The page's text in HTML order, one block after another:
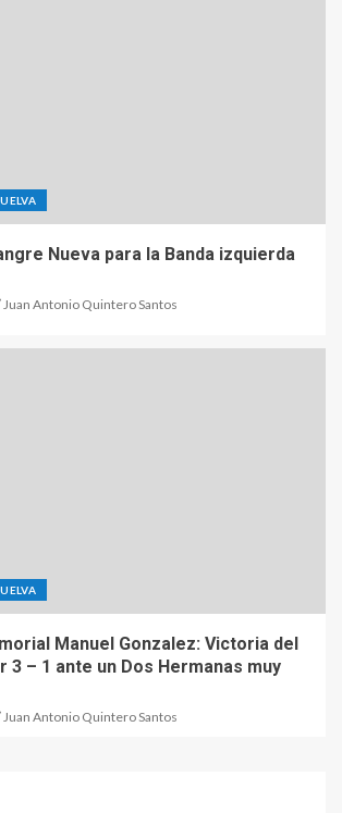
Nueva para la Banda izquierda
Juan Antonio Quintero Santos
Manuel Gonzalez: Victoria del
3 – 1 ante un Dos Hermanas muy
Juan Antonio Quintero Santos